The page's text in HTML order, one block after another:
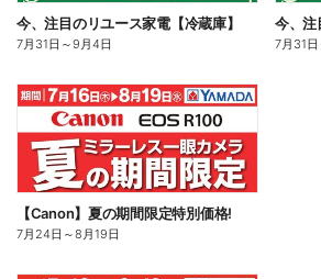
今、注目のリユース家電【冷蔵庫】
7月31日 ～9月4日
今、注
7月31日
【Canon】夏の期間限定特別価格!
7月24日 ～8月19日